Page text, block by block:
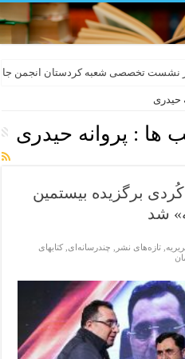
نشست تخصصی شعبه کردستان انجمن
حیدری
ها : پروانه حیدری
برگزیده بیستمین
شد
,تازەهای نشر چندرسانه‌ای ,کتابهای